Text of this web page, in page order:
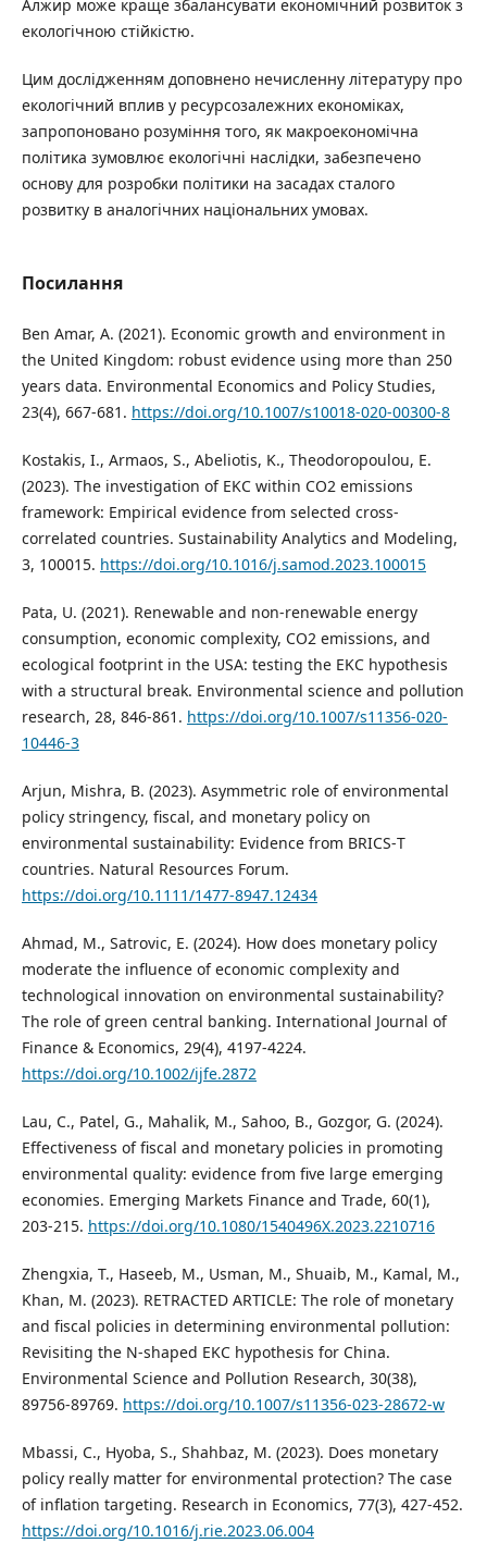
Алжир може краще збалансувати економічний розвиток з
екологічною стійкістю.
Цим дослідженням доповнено нечисленну літературу про
екологічний вплив у ресурсозалежних економіках,
запропоновано розуміння того, як макроекономічна
політика зумовлює екологічні наслідки, забезпечено
основу для розробки політики на засадах сталого
розвитку в аналогічних національних умовах.
Посилання
Ben Amar, A. (2021). Economic growth and environment in
the United Kingdom: robust evidence using more than 250
years data. Environmental Economics and Policy Studies,
23(4), 667-681. https://doi.org/10.1007/s10018-020-00300-8
Kostakis, I., Armaos, S., Abeliotis, K., Theodoropoulou, E.
(2023). The investigation of EKC within CO2 emissions
framework: Empirical evidence from selected cross-
correlated countries. Sustainability Analytics and Modeling,
3, 100015. https://doi.org/10.1016/j.samod.2023.100015
Pata, U. (2021). Renewable and non-renewable energy
consumption, economic complexity, CO2 emissions, and
ecological footprint in the USA: testing the EKC hypothesis
with a structural break. Environmental science and pollution
research, 28, 846-861. https://doi.org/10.1007/s11356-020-
10446-3
Arjun, Mishra, B. (2023). Asymmetric role of environmental
policy stringency, fiscal, and monetary policy on
environmental sustainability: Evidence from BRICS‐T
countries. Natural Resources Forum.
https://doi.org/10.1111/1477-8947.12434
Ahmad, M., Satrovic, E. (2024). How does monetary policy
moderate the influence of economic complexity and
technological innovation on environmental sustainability?
The role of green central banking. International Journal of
Finance & Economics, 29(4), 4197-4224.
https://doi.org/10.1002/ijfe.2872
Lau, C., Patel, G., Mahalik, M., Sahoo, B., Gozgor, G. (2024).
Effectiveness of fiscal and monetary policies in promoting
environmental quality: evidence from five large emerging
economies. Emerging Markets Finance and Trade, 60(1),
203-215. https://doi.org/10.1080/1540496X.2023.2210716
Zhengxia, T., Haseeb, M., Usman, M., Shuaib, M., Kamal, M.,
Khan, M. (2023). RETRACTED ARTICLE: The role of monetary
and fiscal policies in determining environmental pollution:
Revisiting the N-shaped EKC hypothesis for China.
Environmental Science and Pollution Research, 30(38),
89756-89769. https://doi.org/10.1007/s11356-023-28672-w
Mbassi, C., Hyoba, S., Shahbaz, M. (2023). Does monetary
policy really matter for environmental protection? The case
of inflation targeting. Research in Economics, 77(3), 427-452.
https://doi.org/10.1016/j.rie.2023.06.004